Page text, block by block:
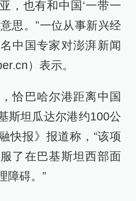
，也有和中国‘一带一
思。”一位从事新兴经
中国专家对澎湃新闻
）表示。
恰巴哈尔港距离中国
斯坦瓜达尔港约100公
快报》报道称，“该项
了在巴基斯坦西部面
障碍。”